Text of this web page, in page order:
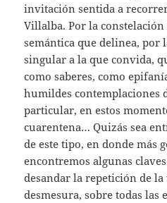
invitación sentida a
Villalba. Por la
semántica que delinea, por
singular a la que convida,
como saberes, como
humildes contemplaciones
particular, en estos
cuarentena… Quizás sea
de este tipo, en donde más
encontremos algunas
desandar la repetición de
desmesura, sobre todas las